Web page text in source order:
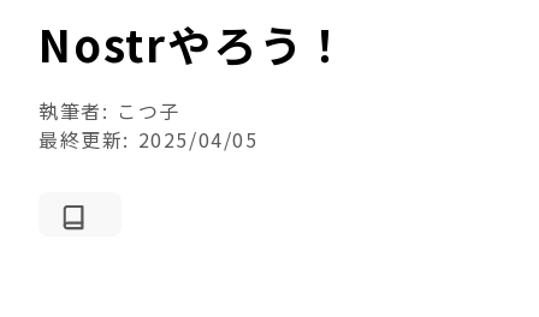
Nostrやろう！
執筆者: こつ子
最終更新: 2025/04/05